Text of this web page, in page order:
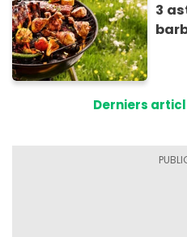
3
Derniers